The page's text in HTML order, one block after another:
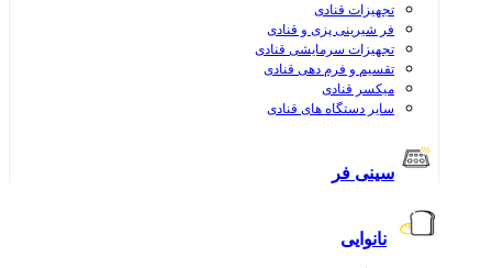
تجهیزات قنادی
فر شیرینی پزی و قنادی
تجهیزات سرمایشی قنادی
تقسیم و فرم دهی قنادی
میکسر قنادی
سایر دستگاه های قنادی
سینی فر
نانوایی